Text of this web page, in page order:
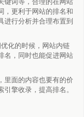
键词等，合理的在网站
，更利于网站的排名和
进行分析并合理布置到
化的时候，网站内链
名，同时也能促进网站
面的内容也要有的价
擎收录，提高排名。